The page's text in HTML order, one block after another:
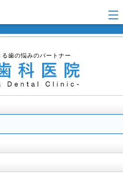
歯の悩みのパートナー